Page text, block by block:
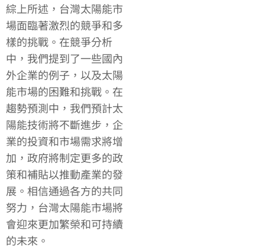
綜上所述，台灣太陽能市
場面臨著激烈的競爭和多
樣的挑戰。在競爭分析
中，我們提到了一些國內
外企業的例子，以及太陽
能市場的困難和挑戰。在
趨勢預測中，我們預計太
陽能技術將不斷進步，企
業的投資和市場需求將增
加，政府將制定更多的政
策和補貼以推動產業的發
展。相信通過各方的共同
努力，台灣太陽能市場將
會迎來更加繁榮和可持續
的未來。